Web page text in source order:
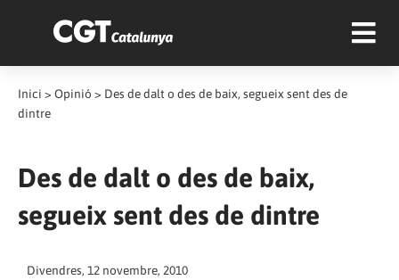
Inici > Opinió > Des de dalt o des de baix, segueix sent des de
dintre
Des de dalt o des de baix,
segueix sent des de dintre
Divendres, 12 novembre, 2010